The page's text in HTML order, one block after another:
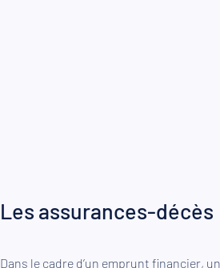
Les assurances-décès
Dans le cadre d’un emprunt financier,